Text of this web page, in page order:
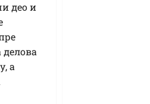
део и
а